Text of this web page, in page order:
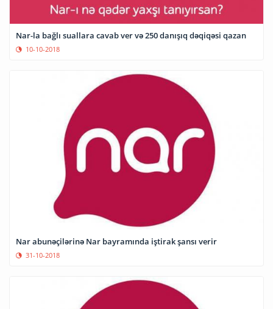
Nar-la bağlı suallara cavab ver və 250 danışıq dəqiqəsi qazan
10-10-2018
Nar abunəçilərinə Nar bayramında iştirak şansı verir
31-10-2018